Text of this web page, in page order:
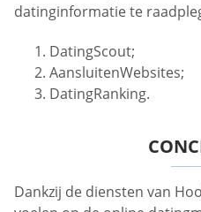
datinginformatie te
DatingScout;
AansluitenWebsites;
DatingRanking.
Dankzij de diensten van